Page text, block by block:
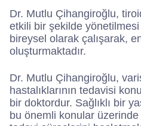
Dr. Mutlu Çihangiroğlu,
etkili bir şekilde
bireysel olarak çalışarak,
oluşturmaktadır.
Dr. Mutlu Çihangiroğlu,
hastalıklarının tedavisi
bir doktordur. Sağlıklı bir
bu önemli konular